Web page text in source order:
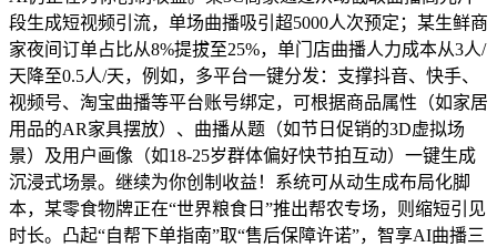
段生成短视频引流，单场曲播吸引超5000人次预定；某生鲜商
家夜间订单占比从8%提拔至25%，单门店曲播人力成本从3人/
天降至0.5人/天，例如，多平台一键分发：支撑抖音、快手、
视频号、淘宝曲播等平台账号绑定，可根据商品属性（如家居
用品的AR家具摆放）、曲播从题（如节日促销的3D虚拟场
景）及用户画像（如18-25岁群体偏好快节拍互动）一键生成
沉浸式场景。继续为你创制收益！系统可从动生成布局化脚
本，某零食物牌正在“世界粮食日”推出帮农专场，则缩短引见
时长。凸起“自帮下单指南”取“售后保障许诺”，智享AI曲播三